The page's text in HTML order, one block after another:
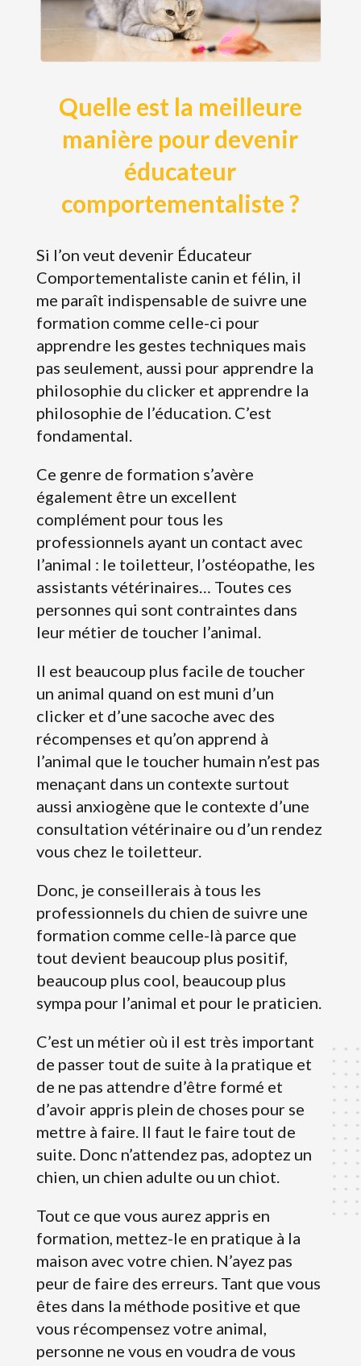
Quelle est la meilleure
manière pour devenir
éducateur
comportementaliste ?
Si l’on veut devenir Éducateur
Comportementaliste canin et félin, il
me paraît indispensable de suivre une
formation comme celle-ci pour
apprendre les gestes techniques mais
pas seulement, aussi pour apprendre la
philosophie du clicker et apprendre la
philosophie de l’éducation. C’est
fondamental.
Ce genre de formation s’avère
également être un excellent
complément pour tous les
professionnels ayant un contact avec
l’animal : le toiletteur, l’ostéopathe, les
assistants vétérinaires… Toutes ces
personnes qui sont contraintes dans
leur métier de toucher l’animal.
Il est beaucoup plus facile de toucher
un animal quand on est muni d’un
clicker et d’une sacoche avec des
récompenses et qu’on apprend à
l’animal que le toucher humain n’est pas
menaçant dans un contexte surtout
aussi anxiogène que le contexte d’une
consultation vétérinaire ou d’un rendez
vous chez le toiletteur.
Donc, je conseillerais à tous les
professionnels du chien de suivre une
formation comme celle-là parce que
tout devient beaucoup plus positif,
beaucoup plus cool, beaucoup plus
sympa pour l’animal et pour le praticien.
C’est un métier où il est très important
de passer tout de suite à la pratique et
de ne pas attendre d’être formé et
d’avoir appris plein de choses pour se
mettre à faire. Il faut le faire tout de
suite. Donc n’attendez pas, adoptez un
chien, un chien adulte ou un chiot.
Tout ce que vous aurez appris en
formation, mettez-le en pratique à la
maison avec votre chien. N’ayez pas
peur de faire des erreurs. Tant que vous
êtes dans la méthode positive et que
vous récompensez votre animal,
personne ne vous en voudra de vous